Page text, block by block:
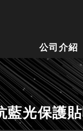
公司介紹
藍光保護